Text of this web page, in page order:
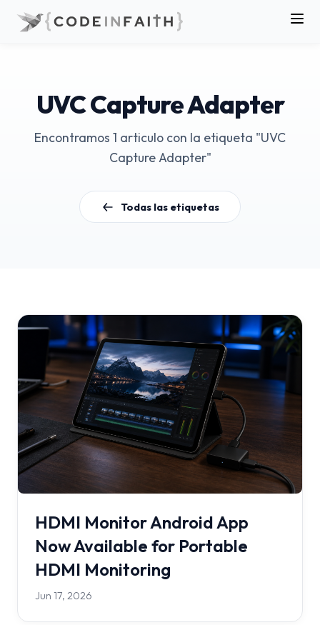
UVC Capture Adapter
Encontramos 1 articulo con la etiqueta "UVC
Capture Adapter"
Todas las etiquetas
HDMI Monitor Android App
Now Available for Portable
HDMI Monitoring
Jun 17, 2026